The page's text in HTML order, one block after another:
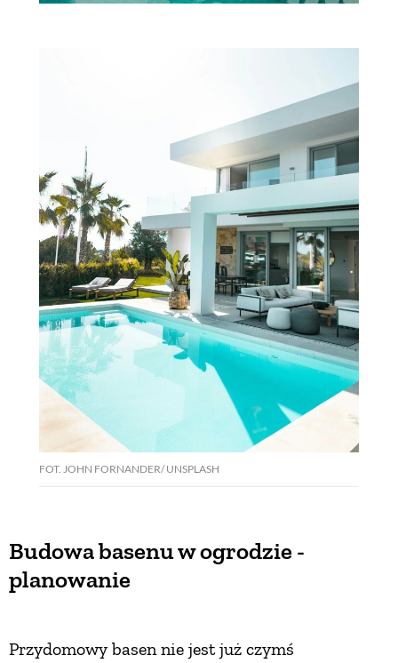
FOT. JOHN FORNANDER/ UNSPLASH
Budowa basenu w ogrodzie -
planowanie
Przydomowy basen nie jest już czymś